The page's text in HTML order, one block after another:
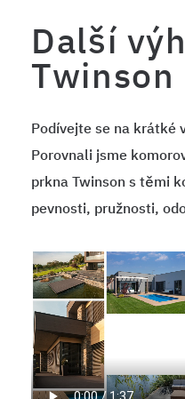
Další
Twinson
Podívejte se na krátké
Porovnali jsme
prkna Twinson s těmi
pevnosti, pružnosti,